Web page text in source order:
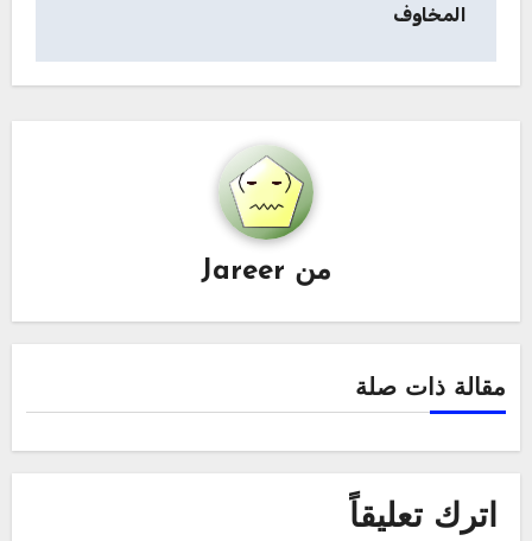
المخاوف
من Jareer
مقالة ذات صلة
اترك تعليقاً